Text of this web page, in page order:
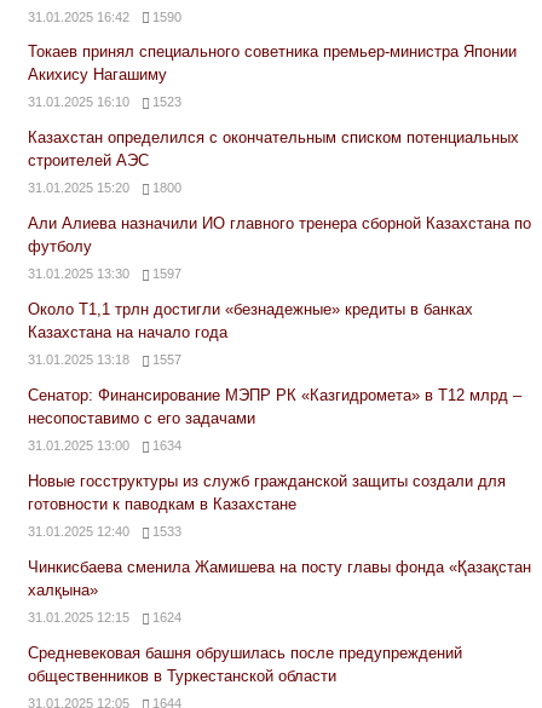
31.01.2025 16:42 1590
Токаев принял специального советника премьер-министра Японии
Акихису Нагашиму
31.01.2025 16:10 1523
Казахстан определился с окончательным списком потенциальных
строителей АЭС
31.01.2025 15:20 1800
Али Алиева назначили ИО главного тренера сборной Казахстана по
футболу
31.01.2025 13:30 1597
Около Т1,1 трлн достигли «безнадежные» кредиты в банках
Казахстана на начало года
31.01.2025 13:18 1557
Сенатор: Финансирование МЭПР РК «Казгидромета» в Т12 млрд –
несопоставимо с его задачами
31.01.2025 13:00 1634
Новые госструктуры из служб гражданской защиты создали для
готовности к паводкам в Казахстане
31.01.2025 12:40 1533
Чинкисбаева сменила Жамишева на посту главы фонда «Қазақстан
халқына»
31.01.2025 12:15 1624
Средневековая башня обрушилась после предупреждений
общественников в Туркестанской области
31.01.2025 12:05 1644